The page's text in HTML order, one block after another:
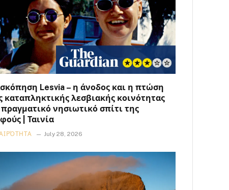
Lesvia – η άνοδος και η πτώση
καταπληκτικής λεσβιακής κοινότητας
νησιωτικό σπίτι της
| Ταινία
July 28, 2026